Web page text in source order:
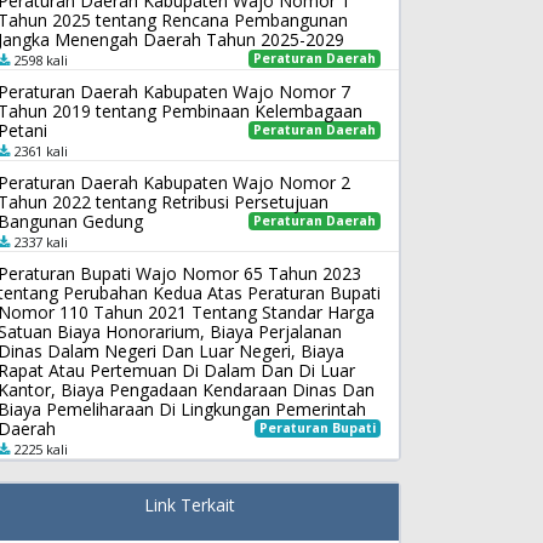
2025 tentang Rencana Pembangunan
Menengah Daerah Tahun 2025-2029
Peraturan Daerah
2598 kali
Daerah Kabupaten Wajo Nomor 7
2019 tentang Pembinaan Kelembagaan
Peraturan Daerah
2361 kali
Daerah Kabupaten Wajo Nomor 2
2022 tentang Retribusi Persetujuan
Gedung
Peraturan Daerah
2337 kali
Bupati Wajo Nomor 65 Tahun 2023
Perubahan Kedua Atas Peraturan Bupati
110 Tahun 2021 Tentang Standar Harga
Biaya Honorarium, Biaya Perjalanan
Dalam Negeri Dan Luar Negeri, Biaya
Atau Pertemuan Di Dalam Dan Di Luar
Biaya Pengadaan Kendaraan Dinas Dan
Pemeliharaan Di Lingkungan Pemerintah
Peraturan Bupati
2225 kali
Link Terkait